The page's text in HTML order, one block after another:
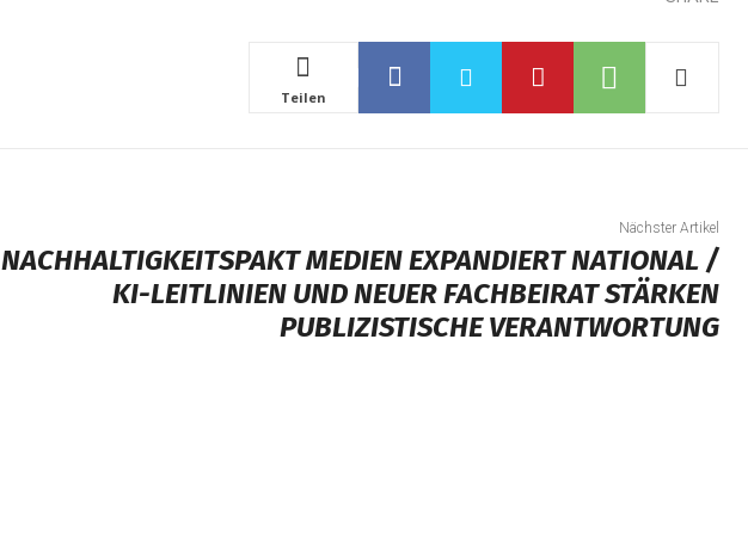
Teilen
Nächster Artikel
NACHHALTIGKEITSPAKT MEDIEN EXPANDIERT NATIONAL /
KI-LEITLINIEN UND NEUER FACHBEIRAT STÄRKEN
PUBLIZISTISCHE VERANTWORTUNG